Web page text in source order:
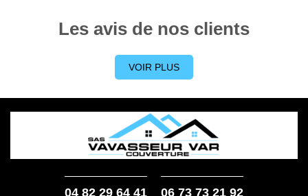
Les avis de nos clients
VOIR PLUS
04 82 29 64 41 06 73 73 21 92